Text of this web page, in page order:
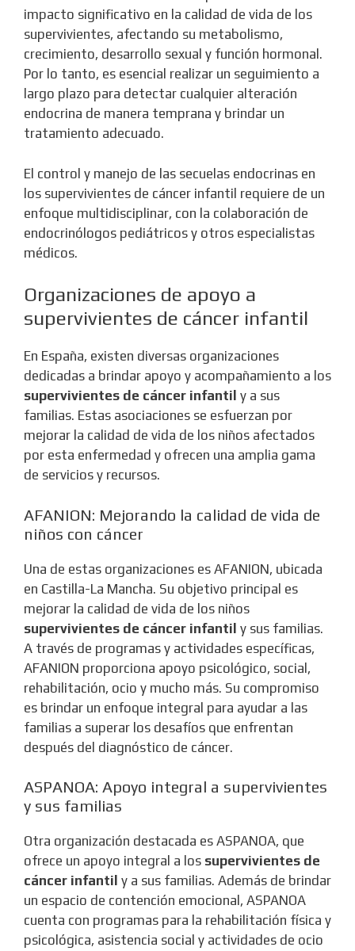
impacto significativo en la calidad de vida de los
supervivientes, afectando su metabolismo,
crecimiento, desarrollo sexual y función hormonal.
Por lo tanto, es esencial realizar un seguimiento a
largo plazo para detectar cualquier alteración
endocrina de manera temprana y brindar un
tratamiento adecuado.
El control y manejo de las secuelas endocrinas en
los supervivientes de cáncer infantil requiere de un
enfoque multidisciplinar, con la colaboración de
endocrinólogos pediátricos y otros especialistas
médicos.
Organizaciones de apoyo a
supervivientes de cáncer infantil
En España, existen diversas organizaciones
dedicadas a brindar apoyo y acompañamiento a los
supervivientes de cáncer infantil y a sus
familias. Estas asociaciones se esfuerzan por
mejorar la calidad de vida de los niños afectados
por esta enfermedad y ofrecen una amplia gama
de servicios y recursos.
AFANION: Mejorando la calidad de vida de
niños con cáncer
Una de estas organizaciones es AFANION, ubicada
en Castilla-La Mancha. Su objetivo principal es
mejorar la calidad de vida de los niños
supervivientes de cáncer infantil y sus familias.
A través de programas y actividades específicas,
AFANION proporciona apoyo psicológico, social,
rehabilitación, ocio y mucho más. Su compromiso
es brindar un enfoque integral para ayudar a las
familias a superar los desafíos que enfrentan
después del diagnóstico de cáncer.
ASPANOA: Apoyo integral a supervivientes
y sus familias
Otra organización destacada es ASPANOA, que
ofrece un apoyo integral a los supervivientes de
cáncer infantil y a sus familias. Además de brindar
un espacio de contención emocional, ASPANOA
cuenta con programas para la rehabilitación física y
psicológica, asistencia social y actividades de ocio